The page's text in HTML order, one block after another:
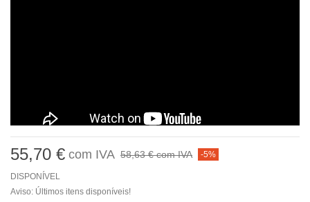
55,70 € com IVA 58,63 €com IVA -5%
DISPONÍVEL
Aviso: Últimos itens disponíveis!